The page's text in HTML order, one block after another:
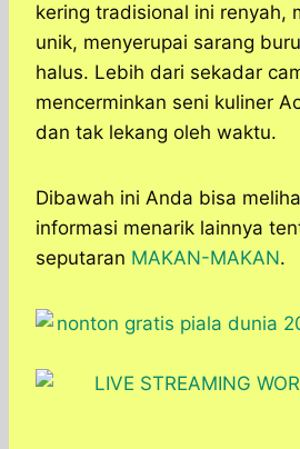
kering tradisional ini renyah,
unik, menyerupai sarang
halus. Lebih dari sekadar
mencerminkan seni kuliner
dan tak lekang oleh waktu.
Dibawah ini Anda bisa
informasi menarik lainnya
seputaran MAKAN-MAKAN.